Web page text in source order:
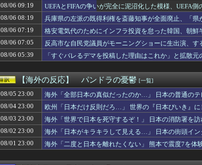
【ウマ娘】なんでアナボ今はダメなの？
【衝撃】韓国の掲示板「日本の駅、AIだろこれ」
【悲報】藤井聡太六冠、19手詰を逃す
警察「違反ですね」俺「一度この車から見てくださいよ」→見通し
施術中になにを観ますか？
【朝ドラ】『マッサン』再放送 Part８
千葉県民あつまれ！
プレジデント アメリカが介入しないと日本円を守れない異常事態…
ポーランド軍、衛生部隊と民間医療従事者が参加した戦場医療訓練
【悲報】志村けんさんの昔のコント、今見ると完全にアウトな手法
米企業CEOの熊本地震寄付にユーザー反発！（海外の反応）
人工甘味料不使用の物が知りたい
ヤフコメについて思うこと
【悲報】仁摩サンドミュージアム、凄い「解説」が見つかってしま
ホラースポットに行った。その後私の周りで奇妙な事が起こった。
【悲報】包丁を持って暴れていた男に警官が発砲し左胸に命中、男
08/06 09:19
UEFAとFIFAの争いが完全に泥沼化した模様、UEFA
08/06 08:19
兵庫県の左派の既得利権を斎藤知事が全面廃止、「
08/06 07:19
格安電気代のためにインフラ投資を怠った韓国、朝
08/06 07:05
反高市な自民党議員がモーニングショーに生出演、
08/06 05:39
「すぐバレるデマを投稿した理由はこれか」と拡散
【海外の反応】 パンドラの憂鬱 [一覧]
08/05 23:00
海外「全部日本の真似だったのか…」 日本の普通の
08/04 23:00
欧州「日本だけ反則だろ…」 世界の『日本びいき』
08/03 23:00
海外「世界で日本を死守するぞ！」 日本の消防署を
08/02 23:00
海外「日本がキラキラして見える…」 日本の街頭イ
08/01 23:00
海外「二度と日本を離れたくない」 熊本で震度7を体